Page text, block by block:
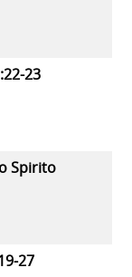
23
Spirito
27